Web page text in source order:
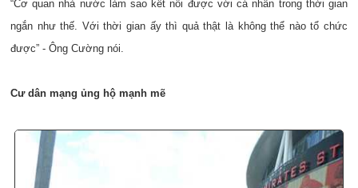
“Cơ quan nhà nước làm sao kết nối được với cá nhân trong thời gian
ngắn như thế. Với thời gian ấy thì quả thật là không thể nào tổ chức
được” - Ông Cường nói.
Cư dân mạng ủng hộ mạnh mẽ